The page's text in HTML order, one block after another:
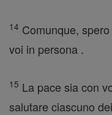
14 Comunque,
voi in persona .
15 La pace sia con
salutare ciascuno